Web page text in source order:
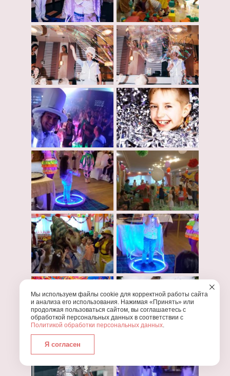
Мы используем файлы cookie для корректной работы сайта
и анализа его использования. Нажимая «Принять» или
продолжая пользоваться сайтом, вы соглашаетесь с
обработкой персональных данных в соответствии с
Политикой обработки персональных данных.
Я согласен